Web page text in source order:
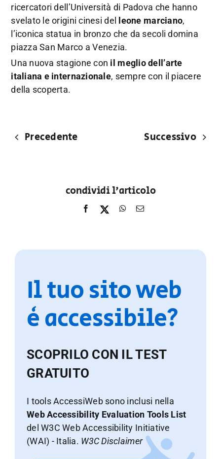
ricercatori dell’Università di Padova che hanno
svelato le origini cinesi del
leone marciano,
l’iconica statua in bronzo che da secoli domina
piazza San Marco a Venezia.
Una nuova stagione con il meglio dell’arte
italiana e internazionale, sempre con il piacere
della scoperta.
Precedente Successivo
condividi l'articolo
Il tuo sito web
è accessibile?
SCOPRILO CON IL TEST
GRATUITO
I tools AccessiWeb sono inclusi nella
Web Accessibility Evaluation Tools List
del W3C Web Accessibility Initiative
(WAI) - Italia. W3C Disclaimer